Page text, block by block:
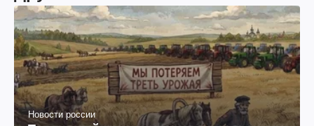
Новости россии